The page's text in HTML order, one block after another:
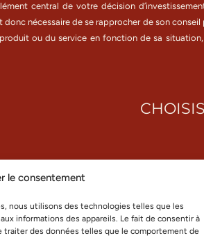
le consentement
nous utilisons des technologies telles que les
informations des appareils. Le fait de consentir à
traiter des données telles que le comportement de
de prolonger la période
fonds obligataire à échéance
Nous
central de votre décision
donc nécessaire de se rapprocher de son conseil
ou du service en fonction de sa
INVESTISSEUR PARTICULIER